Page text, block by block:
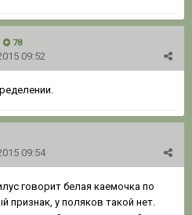
78
09:52
09:54
говорит белая каемочка по
признак, у поляков такой нет.